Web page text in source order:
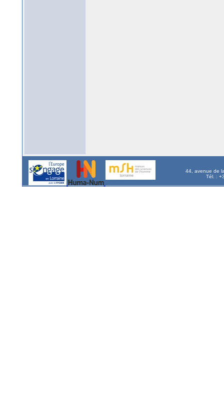
44, avenue de
Tél. :